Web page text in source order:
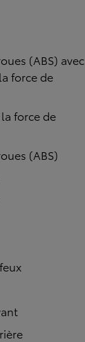
(ABS) avec
force de
force de
(ABS)